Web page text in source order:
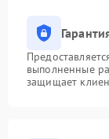
выполненные
защищает